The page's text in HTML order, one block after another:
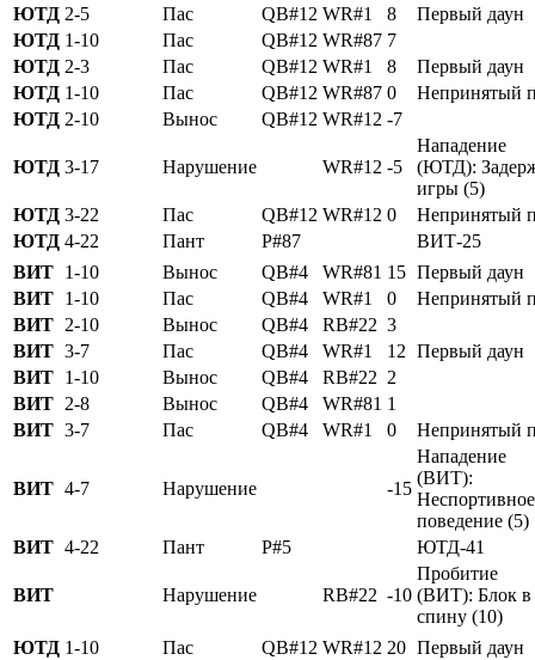
ЮТД 2-5 Пас QB#12 WR#1 8
Первый даун
ЮТД 1-10 Пас QB#12 WR#87 7
ЮТД 2-3 Пас QB#12 WR#1 8
Первый даун
ЮТД 1-10 Пас QB#12 WR#87 0
Непринятый
ЮТД 2-10 Вынос QB#12 WR#12 -7
ЮТД 3-17 Нарушение WR#12 -5
Нападение
(ЮТД):
игры (5)
ЮТД 3-22 Пас QB#12 WR#12 0
Непринятый
ЮТД 4-22 Пант P#87
ВИТ-25
ВИТ 1-10 Вынос QB#4 WR#81 15 Первый даун
ВИТ 1-10 Пас QB#4 WR#1 0
Непринятый
ВИТ 2-10 Вынос QB#4 RB#22 3
ВИТ 3-7 Пас QB#4 WR#1 12 Первый даун
ВИТ 1-10 Вынос QB#4 RB#22 2
ВИТ 2-8 Вынос QB#4 WR#81 1
ВИТ 3-7 Пас QB#4 WR#1 0 Непринятый
ВИТ 4-7 Нарушение -15
Нападение
(ВИТ):
Неспортивное
поведение (5)
ВИТ 4-22 Пант P#5 ЮТД-41
ВИТ Нарушение RB#22 -10
Пробитие
(ВИТ): Блок в
спину (10)
ЮТД 1-10 Пас QB#12 WR#12 20 Первый даун